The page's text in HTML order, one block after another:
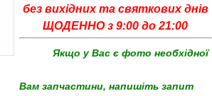
без вихідних та святкових днів
ЩОДЕННО з 9:00 до 21:00
Якщо у Вас є фото необхідної
Вам запчастини, напишіть запит